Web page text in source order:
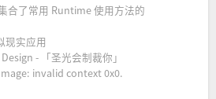
合了常用 Runtime 使用方法的
现实应用
- 「圣光会制裁你」
invalid context 0x0.